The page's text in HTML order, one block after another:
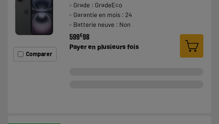
Comparer
Grade : GradeEco
Garantie en mois : 24
Batterie neuve : Non
599€98
Payer en plusieurs fois